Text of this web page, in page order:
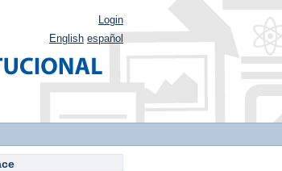
Login
English español